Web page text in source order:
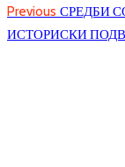
Previous СРЕДБИ
ИСТОРИСКИ